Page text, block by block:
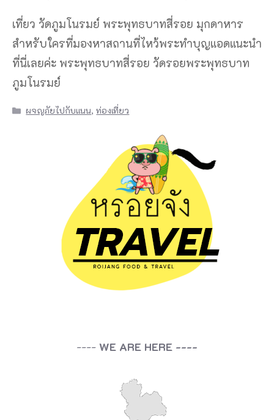
เที่ยว วัดภูมโนรมย์ พระพุทธบาทสี่รอย มุกดาหาร
สำหรับใครที่มองหาสถานที่ไหว้พระทำบุญแอดแนะนำ
ที่นี่เลยค่ะ พระพุทธบาทสี่รอย วัดรอยพระพุทธบาท
ภูมโนรมย์
Categories
ผจญภัยไปกับแนน,ท่องเที่ยว
---- WE ARE HERE ----